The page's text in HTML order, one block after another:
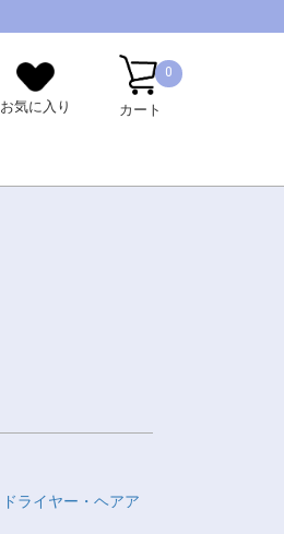
お気に入り
0
カート
ドライヤー・ヘアア